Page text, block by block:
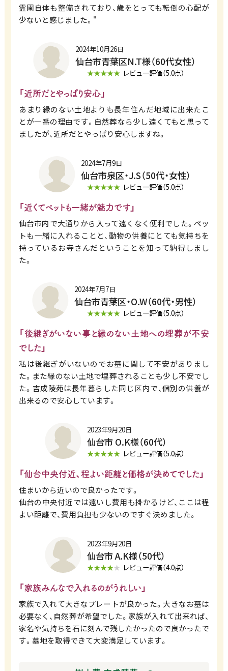
霊園自体も整備されており、歳をとっても転倒の心配が
少ないと感じました。"
2024年10月26日
仙台市青葉区N.T様（60代女性）
★★★★★ レビュー評価（5.0点）
「近所だとやっぱり安心」
あまり縁のない土地よりも長年住んだ地域に出来たこ
とが一番の理由です。自然葬なら少し遠くてもと思って
ましたが、近所だとやっぱり安心しますね。
2024年7月9日
仙台市泉区・J.S（50代・女性）
★★★★★ レビュー評価（5.0点）
「近くてペットも一緒が魅力です」
仙台市内で大通りから入って遠くなく便利でした。ペッ
トも一緒に入れることと、動物の供養にとても気持ちを
持っているお寺さんだということを知って納得しまし
た。
2024年7月7日
仙台市青葉区・O.W（60代・男性）
★★★★★ レビュー評価（5.0点）
「後継ぎがいない事と縁のない土地への埋葬が不安
でした」
私は後継ぎがいないのでお墓に関して不安がありまし
た。また縁のない土地で埋葬されることも少し不安でし
た。吉成陵苑は長年暮らした同じ区内で、個別の供養が
出来るので安心しています。
2023年9月20日
仙台市 O.K様（60代）
★★★★★ レビュー評価（5.0点）
「仙台中央付近、程よい距離と価格が決めてでした」
住まいから近いので良かったです。
仙台の中央付近では遠いし費用も掛かるけど、ここは程
よい距離で、費用負担も少ないのですぐ決めました。
2023年9月20日
仙台市 A.K様（50代）
★★★★★ レビュー評価（4.0点）
「家族みんなで入れるのがうれしい」
家族で入れて大きなプレートが良かった。大きなお墓は
必要なく、自然葬が希望でした。家族が入れて出来れば、
家名や気持ちを石に刻んで残したかったので良かったで
す。墓地を取得できて大変満足しています。